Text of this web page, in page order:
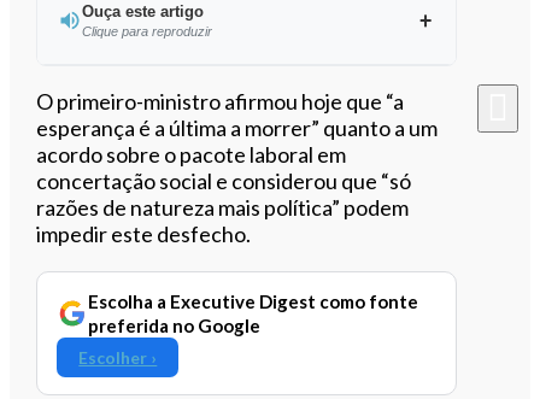
Ouça este artigo
Clique para reproduzir
Ouvir este artigo
O primeiro-ministro afirmou hoje que “a
esperança é a última a morrer” quanto a um
acordo sobre o pacote laboral em
concertação social e considerou que “só
razões de natureza mais política” podem
impedir este desfecho.
Escolha a Executive Digest como fonte
preferida no Google
Escolher ›